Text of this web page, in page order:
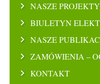
NASZE PROJEKTY
BIULETYN
NASZE
ZAMÓWIENIA –
KONTAKT